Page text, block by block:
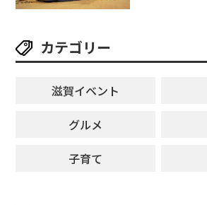
カテゴリー
滋賀イベント
グルメ
子育て